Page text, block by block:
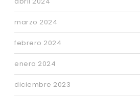
marzo 2024
febrero 2024
enero 2024
diciembre 2023